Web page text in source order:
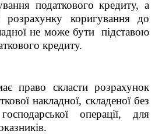
податкового кредиту, а
коригування до
не може бути підставою
кредиту.
право скласти розрахунок
накладної, складеної без
операції, для